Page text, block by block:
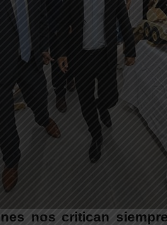
nos critican